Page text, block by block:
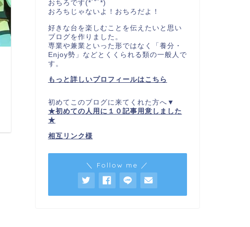
おちろです(*˙˘˙*)
おろちじゃないよ！おちろだよ！
好きな台を楽しむことを伝えたいと思い
ブログを作りました。
専業や兼業といった形ではなく「養分・
Enjoy勢」などとくくられる類の一般人で
す。
もっと詳しいプロフィールはこちら
初めてこのブログに来てくれた方へ▼
★初めての人用に１０記事用意しました
★
相互リンク様
＼ Follow me ／